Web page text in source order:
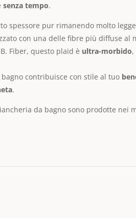
senza tempo.
spessore pur rimanendo molto
con una delle fibre più diffuse al
Fiber, questo plaid è ultra-morbido,
contribuisce con stile al tuo
.
da bagno sono prodotte nei